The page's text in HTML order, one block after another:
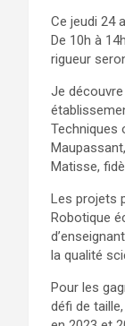
Ce jeudi 24
De 10h à
rigueur
Je
Techniques
Matisse,
Les projets
Robotique
la qualité
Pour les
défi de